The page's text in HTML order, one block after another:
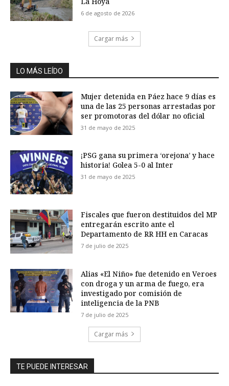
6 de agosto de 2026
Cargar más
LO MÁS LEÍDO
Mujer detenida en Páez hace 9 días es
una de las 25 personas arrestadas por
ser promotoras del dólar no oficial
31 de mayo de 2025
¡PSG gana su primera ‘orejona’ y hace
historia! Golea 5-0 al Inter
31 de mayo de 2025
Fiscales que fueron destituidos del MP
entregarán escrito ante el
Departamento de RR HH en Caracas
7 de julio de 2025
Alias «El Niño» fue detenido en Veroes
con droga y un arma de fuego, era
investigado por comisión de
inteligencia de la PNB
7 de julio de 2025
Cargar más
TE PUEDE INTERESAR